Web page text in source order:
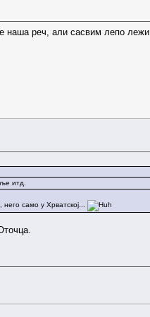
наша реч, али сасвим лепо лежи
итд.
само у Хрватској...